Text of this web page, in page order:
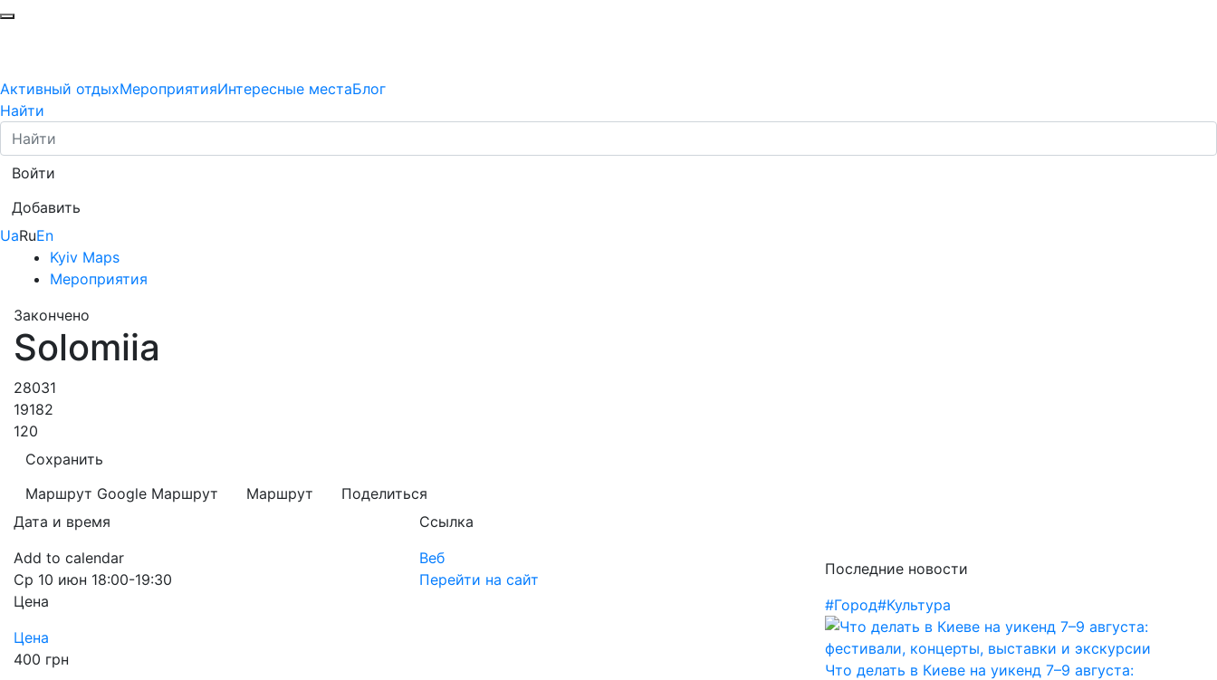
Активный отдыхМероприятияИнтересные местаБлог
Найти
Войти
Добавить
UaRuEn
Kyiv Maps
Мероприятия
Закончено
Solomiia
28031
19182
120
Сохранить
Маршрут Google Маршрут Маршрут
Поделиться
Дата и время
Add to calendar
Ср 10 июн 18:00-19:30
Цена
Цена
400 грн
Ссылка
Веб
Перейти на сайт
Последние новости
#Город#Культура
Что делать в Киеве на уикенд 7–9 августа: